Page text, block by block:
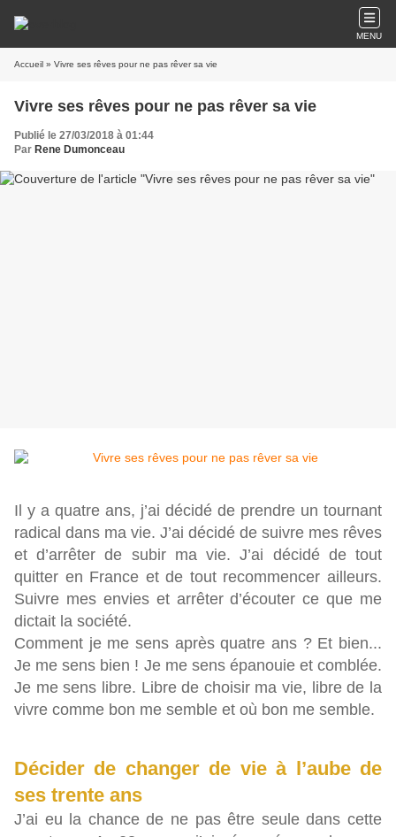
MENU
Accueil » Vivre ses rêves pour ne pas rêver sa vie
Vivre ses rêves pour ne pas rêver sa vie
Publié le 27/03/2018 à 01:44
Par Rene Dumonceau
Il y a quatre ans, j’ai décidé de prendre un tournant
radical dans ma vie. J’ai décidé de suivre mes rêves
et d’arrêter de subir ma vie. J’ai décidé de tout
quitter en France et de tout recommencer ailleurs.
Suivre mes envies et arrêter d’écouter ce que me
dictait la société.
Comment je me sens après quatre ans ? Et bien...
Je me sens bien ! Je me sens épanouie et comblée.
Je me sens libre. Libre de choisir ma vie, libre de la
vivre comme bon me semble et où bon me semble.
Décider de changer de vie à l’aube de
ses trente ans
J’ai eu la chance de ne pas être seule dans cette